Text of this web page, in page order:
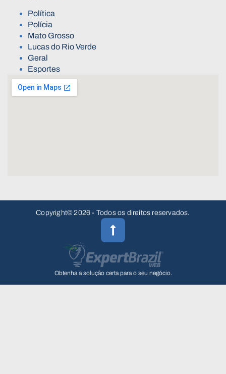
Política
Polícia
Mato Grosso
Lucas do Rio Verde
Geral
Esportes
Copyright© 2026 - Todos os direitos reservados.
Obtenha a solução certa para o seu negócio.